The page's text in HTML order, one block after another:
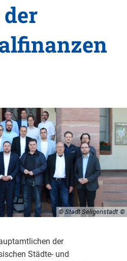
© Stadt Seligenstadt
der
Städte- und